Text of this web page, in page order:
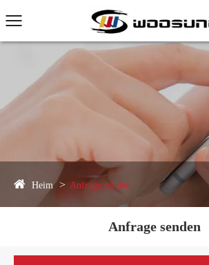
Heim Anfrage senden
Anfrage senden